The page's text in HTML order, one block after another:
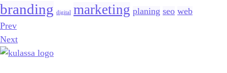
branding digital marketing planing seo web
Prev
Next